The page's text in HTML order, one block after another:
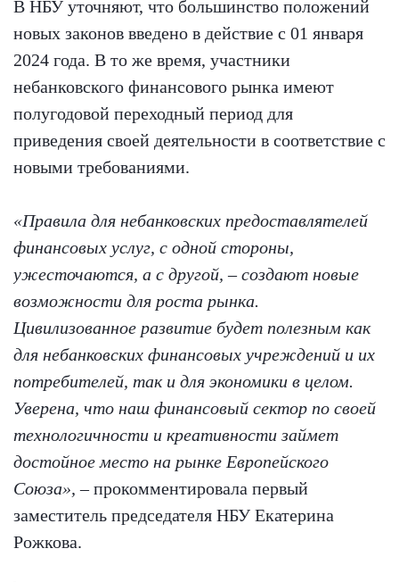
В НБУ уточняют, что большинство положений
новых законов введено в действие с 01 января
2024 года. В то же время, участники
небанковского финансового рынка имеют
полугодовой переходный период для
приведения своей деятельности в соответствие с
новыми требованиями.
«Правила для небанковских предоставлятелей
финансовых услуг, с одной стороны,
ужесточаются, а с другой, – создают новые
возможности для роста рынка.
Цивилизованное развитие будет полезным как
для небанковских финансовых учреждений и их
потребителей, так и для экономики в целом.
Уверена, что наш финансовый сектор по своей
технологичности и креативности займет
достойное место на рынке Европейского
Союза», – прокомментировала первый
заместитель председателя НБУ Екатерина
Рожкова.